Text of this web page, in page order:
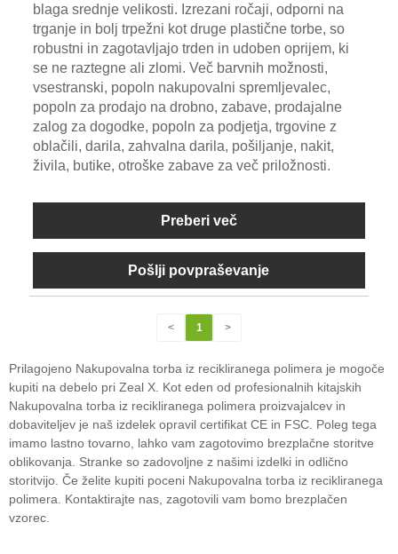
blaga srednje velikosti. Izrezani ročaji, odporni na
trganje in bolj trpežni kot druge plastične torbe, so
robustni in zagotavljajo trden in udoben oprijem, ki
se ne raztegne ali zlomi. Več barvnih možnosti,
vsestranski, popoln nakupovalni spremljevalec,
popoln za prodajo na drobno, zabave, prodajalne
zalog za dogodke, popoln za podjetja, trgovine z
oblačili, darila, zahvalna darila, pošiljanje, nakit,
živila, butike, otroške zabave za več priložnosti.
Preberi več
Pošlji povpraševanje
< 1 >
Prilagojeno Nakupovalna torba iz recikliranega polimera je mogoče
kupiti na debelo pri Zeal X. Kot eden od profesionalnih kitajskih
Nakupovalna torba iz recikliranega polimera proizvajalcev in
dobaviteljev je naš izdelek opravil certifikat CE in FSC. Poleg tega
imamo lastno tovarno, lahko vam zagotovimo brezplačne storitve
oblikovanja. Stranke so zadovoljne z našimi izdelki in odlično
storitvijo. Če želite kupiti poceni Nakupovalna torba iz recikliranega
polimera. Kontaktirajte nas, zagotovili vam bomo brezplačen
vzorec.